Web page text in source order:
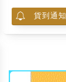
貨到通知